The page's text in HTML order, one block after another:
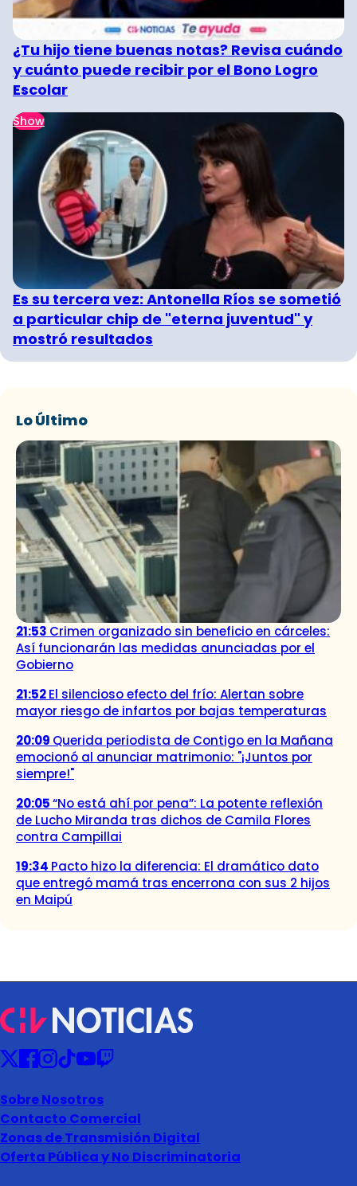
¿Tu hijo tiene buenas notas? Revisa cuándo
y cuánto puede recibir por el Bono Logro
Escolar
Show
Es su tercera vez: Antonella Ríos se sometió
a particular chip de "eterna juventud" y
mostró resultados
Lo Último
21:53 Crimen organizado sin beneficio en cárceles:
Así funcionarán las medidas anunciadas por el
Gobierno
21:52El silencioso efecto del frío: Alertan sobre
mayor riesgo de infartos por bajas temperaturas
20:09 Querida periodista de Contigo en la Mañana
emocionó al anunciar matrimonio: "¡Juntos por
siempre!"
20:05“No está ahí por pena”: La potente reflexión
de Lucho Miranda tras dichos de Camila Flores
contra Campillai
19:34 Pacto hizo la diferencia: El dramático dato
que entregó mamá tras encerrona con sus 2 hijos
en Maipú
Sobre Nosotros
Contacto Comercial
Zonas de Transmisión Digital
Oferta Pública y No Discriminatoria